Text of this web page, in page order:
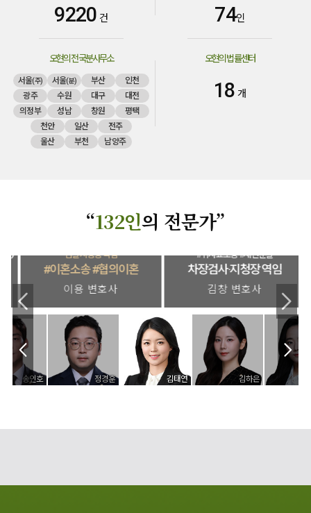
9220 건 74인
오현의 전국분사무소
서울(주) 서울(분) 부산
인천
광주
수원 대구
대전
의정부
성남 창원
평택
천안
일산
전주
울산
부천 남양주
오현의 법률센터
18 개
“132인의 전문가”
검찰지청장 역임
#이혼소송 #협의이혼
이용 변호사
#위자료소송 #재산분할
차장검사·지청장 역임
김창 변호사
송인호 정경훈 김태연 김하은